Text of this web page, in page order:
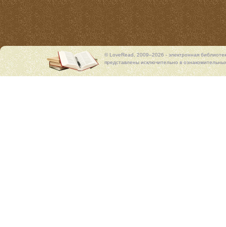
© LoveRead, 2009–2026 - электронная
представлены исключительно в